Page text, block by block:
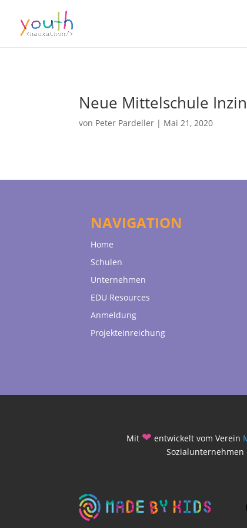
Neue Mittelschule
von Peter Pardeller | Mai 21, 2020
NAVIGATION
Home
Schulen
Unternehmen
EDU Resources
Anmeldung
Projekteinreichung
Mit ❤ entwickelt vom Verein
Sozialunternehmen